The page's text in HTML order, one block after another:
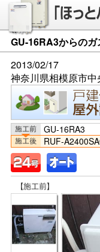
GU-16RA3からの
2013/02/17
神奈川県相模原市中
GU-16RA3
RUF-